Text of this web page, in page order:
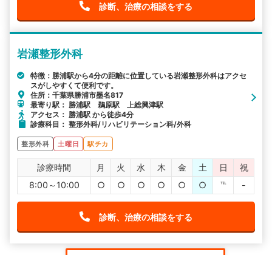
診断、治療の相談をする
岩瀬整形外科
特徴：勝浦駅から4分の距離に位置している岩瀬整形外科はアクセ
スがしやすくて便利です。
住所：千葉県勝浦市墨名817
最寄り駅： 勝浦駅 鵜原駅 上総興津駅
アクセス： 勝浦駅 から徒歩4分
診療科目： 整形外科/リハビリテーション科/外科
整形外科 土曜日 駅チカ
診療時間 月 火 水 木 金 土 日
祝
8:00～10:00
○ ○ ○ ○ ○ ○ ℡ -
診断、治療の相談をする